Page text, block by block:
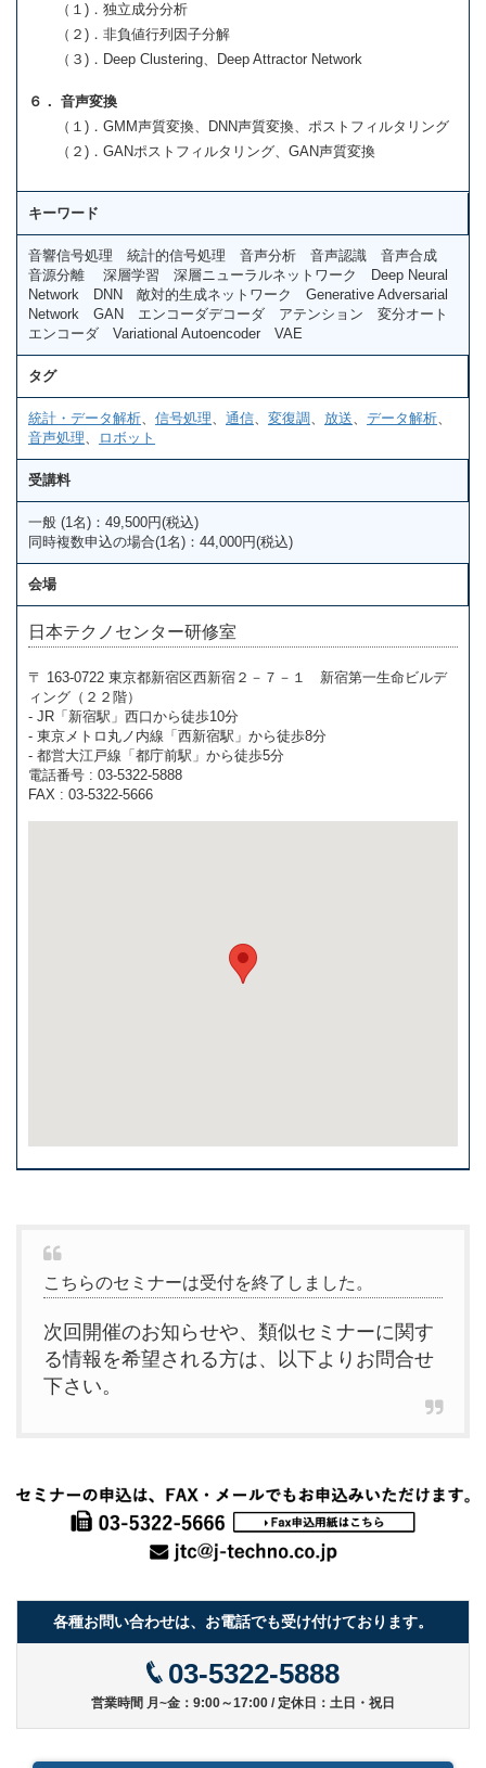
（１)．独立成分分析
（２)．非負値行列因子分解
（３)．Deep Clustering、Deep Attractor Network
６． 音声変換
（１)．GMM声質変換、DNN声質変換、ポストフィルタリング
（２)．GANポストフィルタリング、GAN声質変換
キーワード
音響信号処理 統計的信号処理 音声分析 音声認識 音声合成
音源分離 深層学習 深層ニューラルネットワーク Deep Neural
Network DNN 敵対的生成ネットワーク Generative Adversarial
Network GAN エンコーダデコーダ アテンション 変分オート
エンコーダ Variational Autoencoder VAE
タグ
統計・データ解析 信号処理 通信 変復調 放送 データ解析
音声処理
ロボット
受講料
一般 (1名)：49,500円(税込)
同時複数申込の場合(1名)：44,000円(税込)
会場
日本テクノセンター研修室
〒 163-0722 東京都新宿区西新宿２－７－１ 新宿第一生命ビルデ
ィング（２２階）
- JR「新宿駅」西口から徒歩10分
- 東京メトロ丸ノ内線「西新宿駅」から徒歩8分
- 都営大江戸線「都庁前駅」から徒歩5分
電話番号 : 03-5322-5888
FAX : 03-5322-5666
こちらのセミナーは受付を終了しました。
次回開催のお知らせや、類似セミナーに関す
る情報を希望される方は、以下よりお問合せ
下さい。
各種お問い合わせは、お電話でも受け付けております。
03-5322-5888
営業時間 月~金：9:00～17:00 / 定休日：土日・祝日